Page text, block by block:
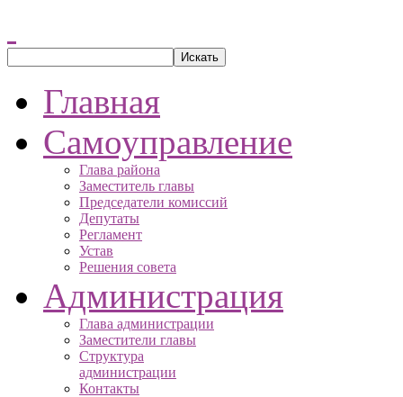
Главная
Самоуправление
Глава района
Заместитель главы
Председатели комиссий
Депутаты
Регламент
Устав
Решения совета
Администрация
Глава администрации
Заместители главы
Структура
администрации
Контакты